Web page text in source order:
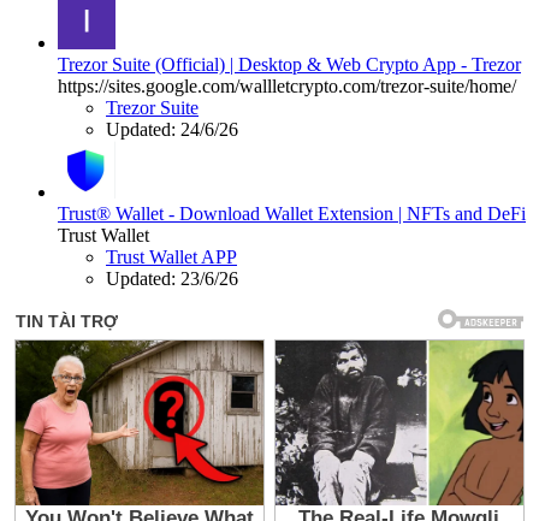
Trezor Suite (Official) | Desktop & Web Crypto App - Trezor
https://sites.google.com/wallletcrypto.com/trezor-suite/home/
Trezor Suite
Updated: 24/6/26
Trust® Wallet - Download Wallet Extension | NFTs and DeFi
Trust Wallet
Trust Wallet APP
Updated: 23/6/26